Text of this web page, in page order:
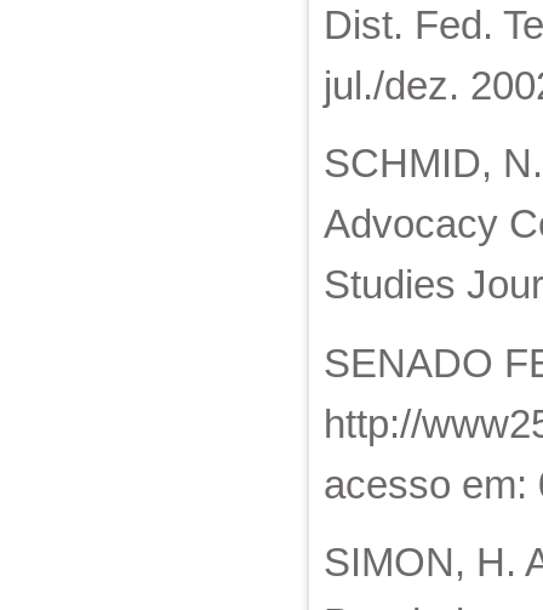
Dist. Fed.
jul./dez.
SCHMID,
Advocacy
Studies
SENADO
http://
acesso em:
SIMON, H.